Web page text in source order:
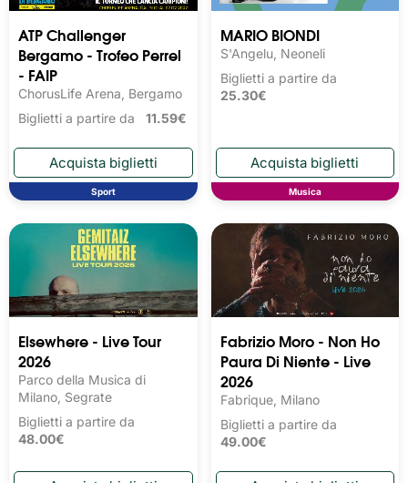
ATP Challenger
Bergamo - Trofeo Perrel
- FAIP
ChorusLife Arena, Bergamo
Biglietti a partire da 11.59€
Sport
MARIO BIONDI
S'Angelu, Neoneli
Biglietti a partire da
25.30€
Musica
Elsewhere - Live Tour
2026
Parco della Musica di
Milano, Segrate
Biglietti a partire da
48.00€
Fabrizio Moro - Non Ho
Paura Di Niente - Live
2026
Fabrique, Milano
Biglietti a partire da
49.00€